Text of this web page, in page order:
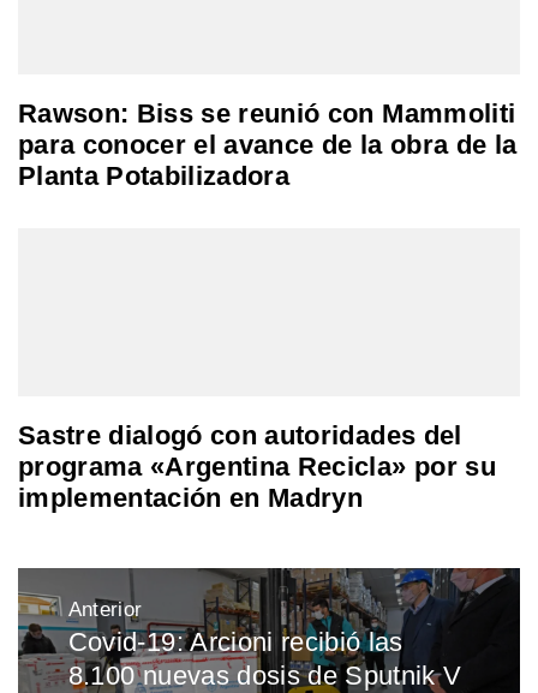
Rawson: Biss se reunió con Mammoliti
para conocer el avance de la obra de la
Planta Potabilizadora
Sastre dialogó con autoridades del
programa «Argentina Recicla» por su
implementación en Madryn
Navegación
de
entradas
Anterior
Entrada
anterior:
Covid-19: Arcioni recibió las
8.100 nuevas dosis de Sputnik V